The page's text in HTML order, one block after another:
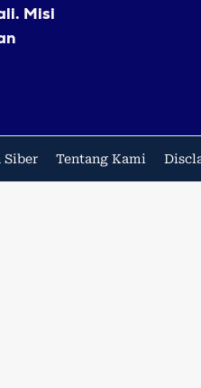
Misi
Siber Tentang Kami